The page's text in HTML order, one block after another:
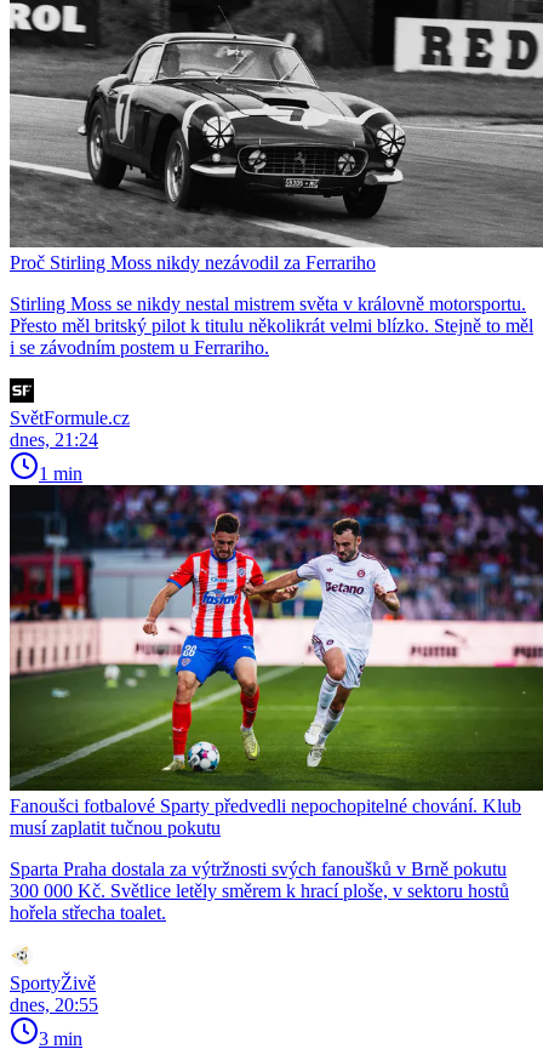
Proč Stirling Moss nikdy nezávodil za Ferrariho
Stirling Moss se nikdy nestal mistrem světa v královně motorsportu.
Přesto měl britský pilot k titulu několikrát velmi blízko. Stejně to měl
i se závodním postem u Ferrariho.
SvětFormule.cz
dnes, 21:24
1 min
Fanoušci fotbalové Sparty předvedli nepochopitelné chování. Klub
musí zaplatit tučnou pokutu
Sparta Praha dostala za výtržnosti svých fanoušků v Brně pokutu
300 000 Kč. Světlice letěly směrem k hrací ploše, v sektoru hostů
hořela střecha toalet.
SportyŽivě
dnes, 20:55
3 min